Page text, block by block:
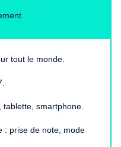
tout le monde.
smartphone.
: prise de note, mode